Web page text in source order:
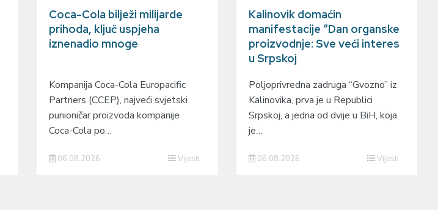
Coca-Cola bilježi milijarde
prihoda, ključ uspjeha
iznenadio mnoge
Kompanija Coca-Cola Europacific
Partners (CCEP), najveći svjetski
punioničar proizvoda kompanije
Coca-Cola po…
06.08.2026 Vijesti
Kalinovik domaćin
manifestacije “Dan organske
proizvodnje: Sve veći interes
u Srpskoj
Poljoprivredna zadruga “Gvozno” iz
Kalinovika, prva je u Republici
Srpskoj, a jedna od dvije u BiH, koja
je…
06.08.2026 Vijesti